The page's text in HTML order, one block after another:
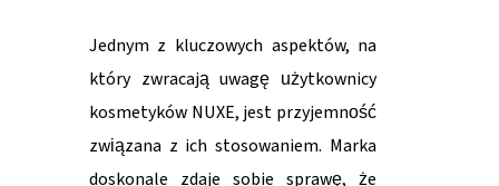
Jednym z kluczowych aspektów, na
który zwracają uwagę użytkownicy
kosmetyków NUXE, jest przyjemność
związana z ich stosowaniem. Marka
doskonale zdaje sobie sprawę, że